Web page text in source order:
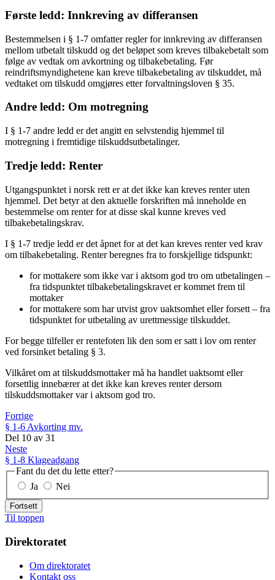
Første ledd: Innkreving av differansen
Bestemmelsen i § 1-7 omfatter regler for innkreving av differansen
mellom utbetalt tilskudd og det beløpet som kreves tilbakebetalt som
følge av vedtak om avkortning og tilbakebetaling. Før
reindriftsmyndighetene kan kreve tilbakebetaling av tilskuddet, må
vedtaket om tilskudd omgjøres etter forvaltningsloven § 35.
Andre ledd: Om motregning
I § 1-7 andre ledd er det angitt en selvstendig hjemmel til
motregning i fremtidige tilskuddsutbetalinger.
Tredje ledd: Renter
Utgangspunktet i norsk rett er at det ikke kan kreves renter uten
hjemmel. Det betyr at den aktuelle forskriften må inneholde en
bestemmelse om renter for at disse skal kunne kreves ved
tilbakebetalingskrav.
I § 1-7 tredje ledd er det åpnet for at det kan kreves renter ved krav
om tilbakebetaling. Renter beregnes fra to forskjellige tidspunkt:
for mottakere som ikke var i aktsom god tro om utbetalingen –
fra tidspunktet tilbakebetalingskravet er kommet frem til
mottaker
for mottakere som har utvist grov uaktsomhet eller forsett – fra
tidspunktet for utbetaling av urettmessige tilskuddet.
For begge tilfeller er rentefoten lik den som er satt i lov om renter
ved forsinket betaling § 3.
Vilkåret om at tilskuddsmottaker må ha handlet uaktsomt eller
forsettlig innebærer at det ikke kan kreves renter dersom
tilskuddsmottaker var i aktsom god tro.
Forrige
§ 1-6 Avkorting mv.
Del 10 av 31
Neste
§ 1-8 Klageadgang
Fant du det du lette etter?
Ja
Nei
Fortsett
Til toppen
Direktoratet
Om direktoratet
Kontakt oss